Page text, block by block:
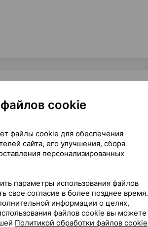
сапнис Беларусь
обновл. в 09:06
cookie
файлы cookie для обеспечения
сайта, его улучшения, сбора
персонализированных
параметры использования файлов
свое согласие в более позднее время.
информации о целях,
файлов cookie вы можете
Политикой обработки файлов cookie